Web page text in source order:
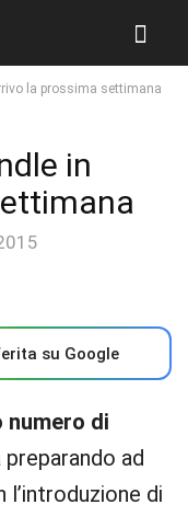
la prossima settimana
in
su Google
numero di
preparando ad
di